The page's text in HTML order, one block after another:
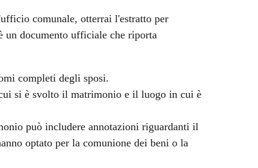
comunale, otterrai l'estratto per
documento ufficiale che riporta
completi degli sposi.
si è svolto il matrimonio e il luogo in cui è
può includere annotazioni riguardanti il
optato per la comunione dei beni o la